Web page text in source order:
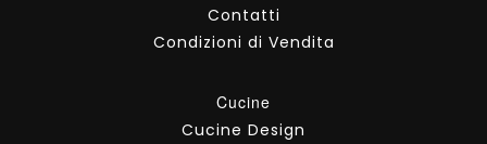
Contatti
Condizioni di Vendita
Cucine
Cucine Design